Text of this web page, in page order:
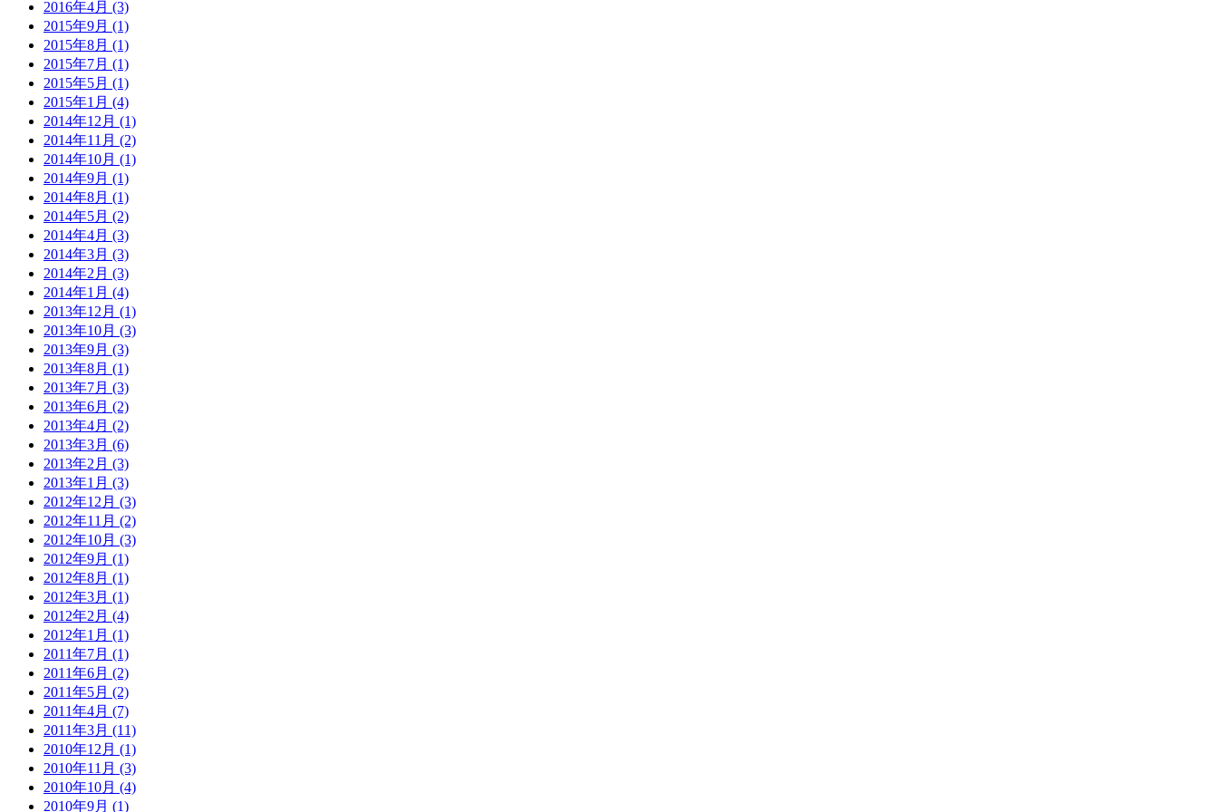
2016年4月 (3)
2015年9月 (1)
2015年8月 (1)
2015年7月 (1)
2015年5月 (1)
2015年1月 (4)
2014年12月 (1)
2014年11月 (2)
2014年10月 (1)
2014年9月 (1)
2014年8月 (1)
2014年5月 (2)
2014年4月 (3)
2014年3月 (3)
2014年2月 (3)
2014年1月 (4)
2013年12月 (1)
2013年10月 (3)
2013年9月 (3)
2013年8月 (1)
2013年7月 (3)
2013年6月 (2)
2013年4月 (2)
2013年3月 (6)
2013年2月 (3)
2013年1月 (3)
2012年12月 (3)
2012年11月 (2)
2012年10月 (3)
2012年9月 (1)
2012年8月 (1)
2012年3月 (1)
2012年2月 (4)
2012年1月 (1)
2011年7月 (1)
2011年6月 (2)
2011年5月 (2)
2011年4月 (7)
2011年3月 (11)
2010年12月 (1)
2010年11月 (3)
2010年10月 (4)
2010年9月 (1)